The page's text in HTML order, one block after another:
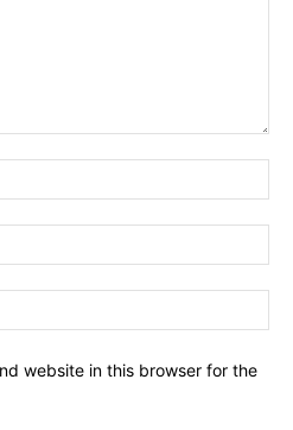
website in this browser for the